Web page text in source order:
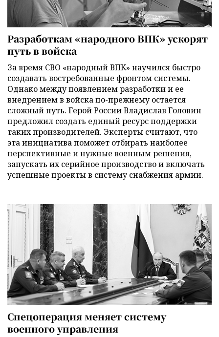
Разработкам «народного ВПК» ускорят
путь в войска
За время СВО «народный ВПК» научился быстро
создавать востребованные фронтом системы.
Однако между появлением разработки и ее
внедрением в войска по-прежнему остается
сложный путь. Герой России Владислав Головин
предложил создать единый ресурс поддержки
таких производителей. Эксперты считают, что
эта инициатива поможет отбирать наиболее
перспективные и нужные военным решения,
запускать их серийное производство и включать
успешные проекты в систему снабжения армии.
Спецоперация меняет систему
военного управления